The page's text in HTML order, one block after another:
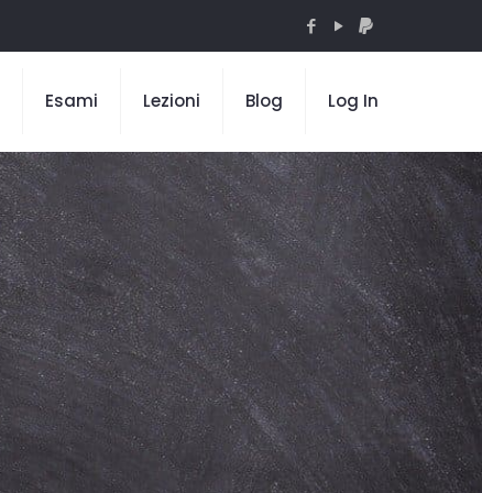
Esami Lezioni Blog Log In